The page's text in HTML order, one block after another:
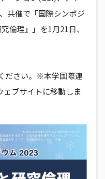
共催で「国際シンポジ
倫理』」を1月21日、
ださい。※本学国際連
ェブサイトに移動しま